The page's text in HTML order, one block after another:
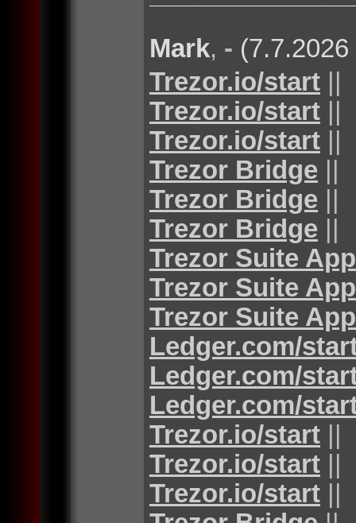
Mark, -
Trezor.io/start ||
Trezor.io/start ||
Trezor.io/start ||
Trezor Bridge ||
Trezor Bridge ||
Trezor Bridge ||
Trezor Suite App
Trezor Suite App
Trezor Suite App
Ledger.com/
Ledger.com/
Ledger.com/
Trezor.io/start ||
Trezor.io/start ||
Trezor.io/start ||